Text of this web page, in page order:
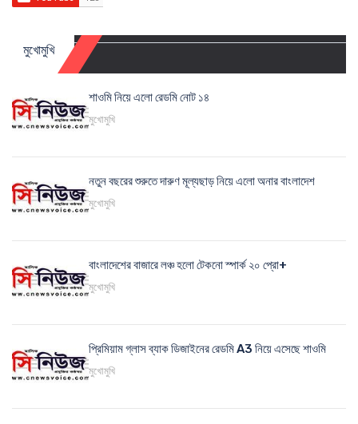
মুখোমুখি
শাওমি নিয়ে এলো রেডমি নোট ১৪
মুখোমুখি
নতুন বছরের শুরুতে দারুণ মূল্যছাড় নিয়ে এলো অনার বাংলাদেশ
মুখোমুখি
বাংলাদেশের বাজারে লঞ্চ হলো টেকনো স্পার্ক ২০ প্রো+
মুখোমুখি
প্রিমিয়াম গ্লাস ব্যাক ডিজাইনের রেডমি A3 নিয়ে এসেছে শাওমি
মুখোমুখি